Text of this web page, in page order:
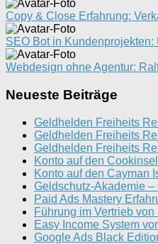
Copy & Close Erfahrung:
SEO Bot in
Webdesign ohne Agentur:
Neueste Beiträge
Geldhelden Freiheits
Geldhelden Freiheits
Geldhelden Freiheits
Konto auf den
Konto auf den Cayman
Geldschutz-Akademie
Paid Ads Mastery
Führung im Vertrieb
Easy Income System
Google Ads Black